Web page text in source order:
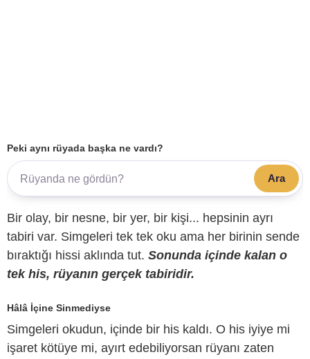
Peki aynı rüyada başka ne vardı?
Ara
Bir olay, bir nesne, bir yer, bir kişi... hepsinin ayrı
tabiri var. Simgeleri tek tek oku ama her birinin sende
bıraktığı hissi aklında tut. Sonunda içinde kalan o
tek his, rüyanın gerçek tabiridir.
Hâlâ İçine Sinmediyse
Simgeleri okudun, içinde bir his kaldı. O his iyiye mi
işaret kötüye mi, ayırt edebiliyorsan rüyanı zaten